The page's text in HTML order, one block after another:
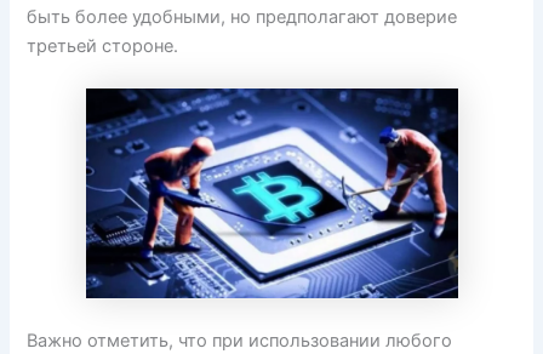
быть более удобными, но предполагают доверие
третьей стороне.
Важно отметить, что при использовании любого